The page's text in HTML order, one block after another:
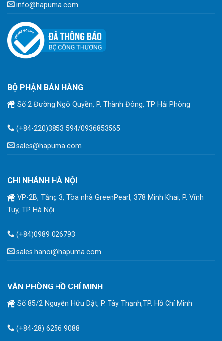
info@hapuma.com
BỘ PHẬN BÁN HÀNG
Số 2 Đường Ngô Quyền, P. Thành Đông, TP Hải Phòng
(+84-220)3853 594/0936853565
sales@hapuma.com
CHI NHÁNH HÀ NỘI
VP-2B, Tầng 3, Tòa nhà GreenPearl, 378 Minh Khai, P. Vĩnh
Tuy, TP Hà Nội
(+84)0989 026793
sales.hanoi@hapuma.com
VĂN PHÒNG HỒ CHÍ MINH
Số 85/2 Nguyễn Hữu Dật, P. Tây Thạnh,TP. Hồ Chí Minh
(+84-28) 6256 9088